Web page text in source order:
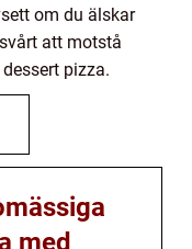
om du älskar
att motstå
pizza.
med